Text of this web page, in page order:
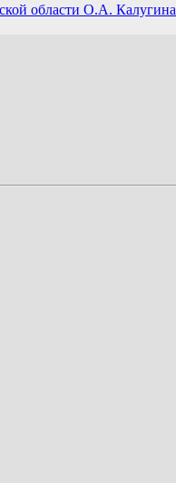
области О.А. Калугина